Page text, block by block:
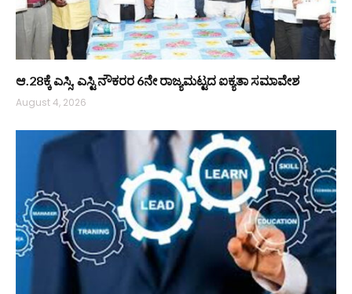
ಆ.28ಕ್ಕೆ ಎಸ್ಸಿ, ಎಸ್ಟಿ ನೌಕರರ 6ನೇ ರಾಜ್ಯಮಟ್ಟದ ಐಕ್ಯತಾ ಸಮಾವೇಶ
August 4, 2026